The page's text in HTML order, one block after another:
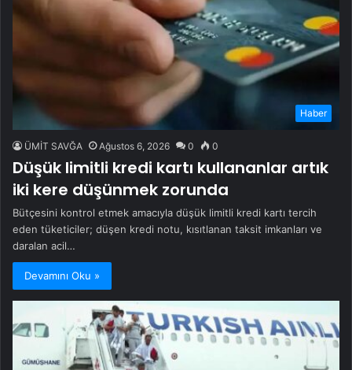
Haber
ÜMİT SAVĞA Ağustos 6, 2026 0 0
Düşük limitli kredi kartı kullananlar artık
iki kere düşünmek zorunda
Bütçesini kontrol etmek amacıyla düşük limitli kredi kartı tercih
eden tüketiciler; düşen kredi notu, kısıtlanan taksit imkanları ve
daralan acil…
Devamını Oku »